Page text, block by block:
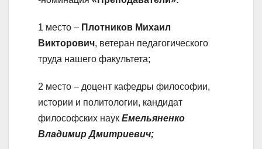
1 место – Плотников Михаил
Викторович, ветеран педагогического
труда нашего факультета;
2 место – доцент кафедры философии,
истории и политологии, кандидат
философских наук Емельяненко
Владимир Дмитриевич;